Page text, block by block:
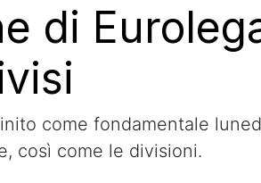
di
come fondamentale
così come le divisioni.